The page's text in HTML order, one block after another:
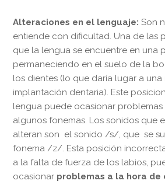
Alteraciones en el lenguaje: Son
entiende con dificultad. Una de las
que la lengua se encuentre en una
permaneciendo en el suelo de la
los dientes (lo que daría lugar a
implantación dentaria). Este
lengua puede ocasionar
algunos fonemas. Los sonidos que
alteran son el sonido /s/, que se
fonema /z/. Esta posición
a la falta de fuerza de los labios,
ocasionar problemas a la hora de